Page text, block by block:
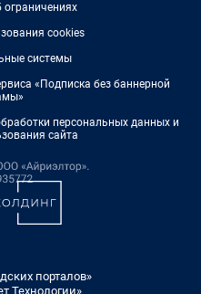
cookies
системы
«Подписка без баннерной
персональных данных и
сайта
порталов»
Технологии»